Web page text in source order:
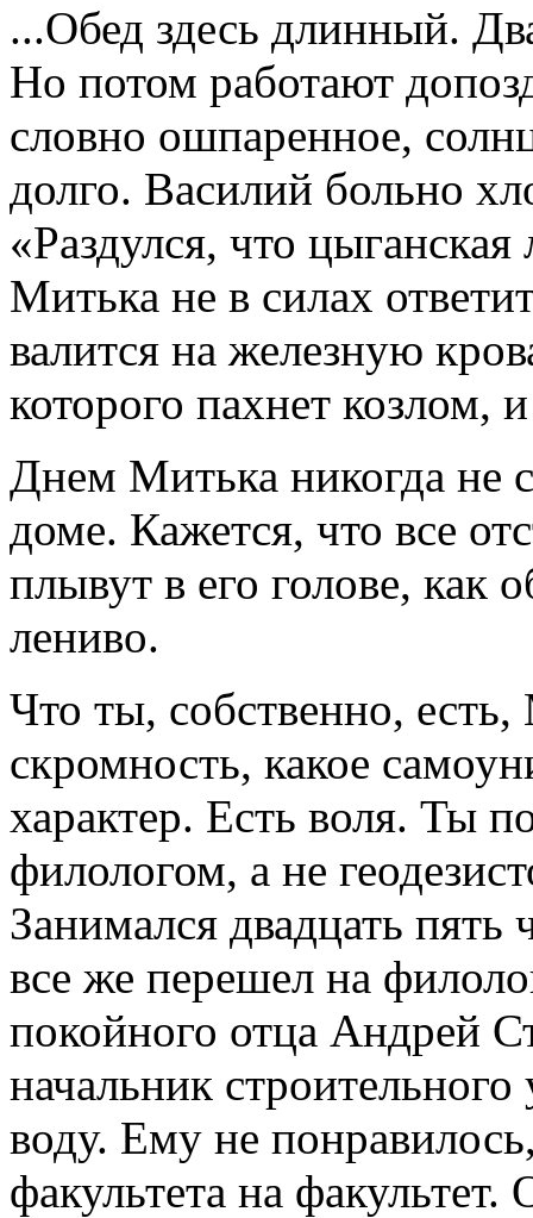
...Обед здесь длинный.
Но потом работают
словно ошпаренное,
долго. Василий больно
«Раздулся, что
Митька не в силах
валится на железную
которого пахнет козлом,
Днем Митька никогда не
доме. Кажется, что все
плывут в его голове, как
лениво.
Что ты, собственно,
скромность, какое
характер. Есть воля. Ты
филологом, а не
Занимался двадцать пять
все же перешел на
покойного отца Андрей
начальник
воду. Ему не
факультета на